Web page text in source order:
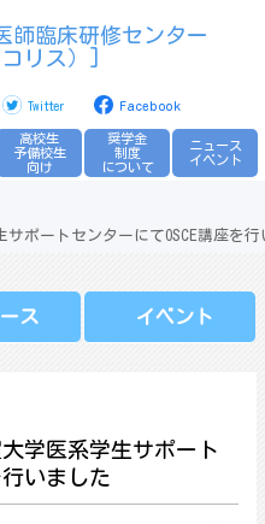
師臨床研修センター
リス）]
Twitter Facebook
高校生
予備校生
向け
奨学金
制度
について
ニュース
イベント
ポートセンターにてOSCE講座を行
ス イベント
学医系学生サポート
行いました